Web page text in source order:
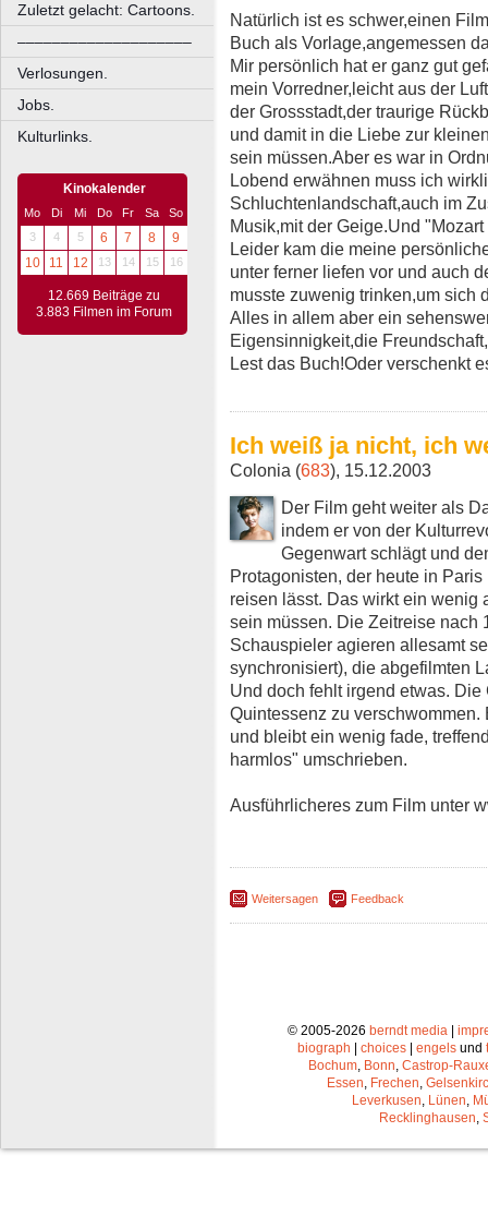
Zuletzt gelacht: Cartoons.
––––––––––––––––––––
Verlosungen.
Jobs.
Kulturlinks.
Kinokalender
Mo Di Mi Do Fr Sa
So
3
4 5 6 7 8
9
10
11 12 13 14 15 16
12.669 Beiträge zu
3.883 Filmen im Forum
Natürlich ist es schwer,einen
Buch als Vorlage,angemessen
Mir persönlich hat er ganz gut
mein Vorredner,leicht aus der
der Grossstadt,der traurige
und damit in die Liebe zur
sein müssen.Aber es war in
Lobend erwähnen muss ich
Schluchtenlandschaft,auch im
Musik,mit der Geige.Und
Leider kam die meine
unter ferner liefen vor und auch
musste zuwenig trinken,um sich
Alles in allem aber ein
Eigensinnigkeit,die
Lest das Buch!Oder verschenkt
Ich weiß ja nicht, ich
Colonia (683), 15.12.2003
Der Film geht weiter als
indem er von der
Gegenwart schlägt und
Protagonisten, der heute in
reisen lässt. Das wirkt ein wenig
sein müssen. Die Zeitreise nach
Schauspieler agieren allesamt
synchronisiert), die abgefilmten
Und doch fehlt irgend etwas.
Quintessenz zu
und bleibt ein wenig fade,
harmlos" umschrieben.
Ausführlicheres zum Film unter
Weitersagen Feedback
© 2005-2026 berndt media|
biograph
choices engels und
Bochum, Bonn, Castrop-
Essen, Frechen,
Leverkusen, Lünen,
Recklinghausen,